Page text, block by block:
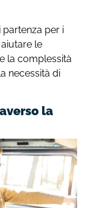
per i
le
la complessità
necessità di
la